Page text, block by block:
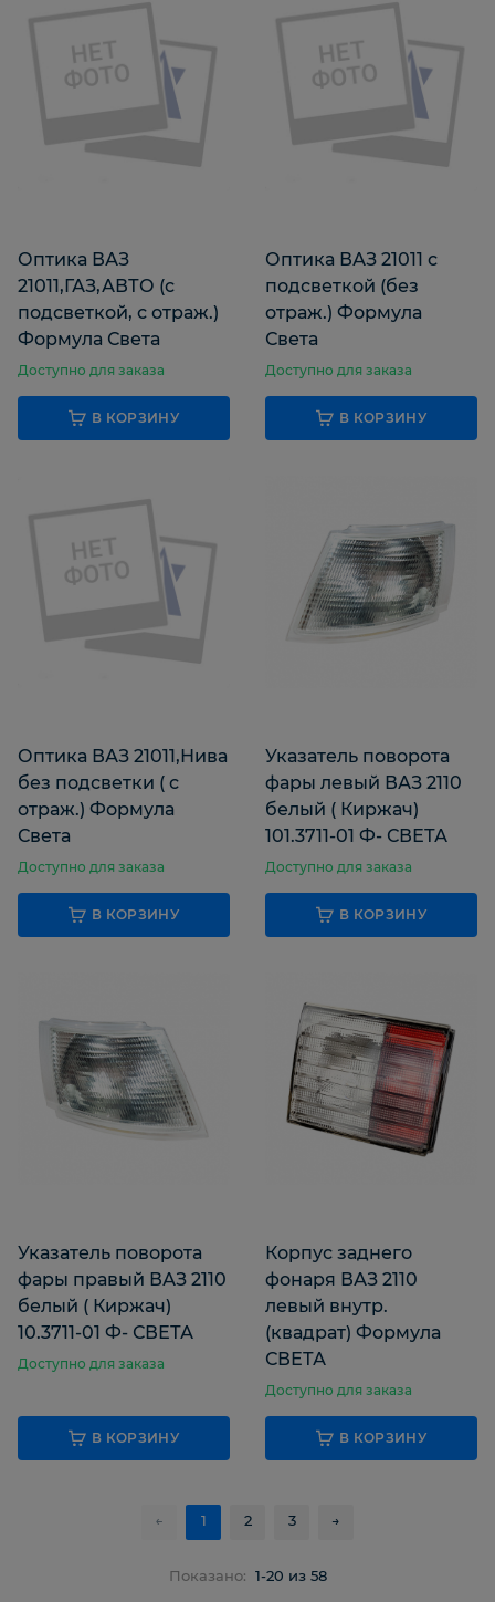
Оптика ВАЗ
21011,ГАЗ,АВТО (с
подсветкой, с отраж.)
Формула Света
Доступно для заказа
В КОРЗИНУ
Оптика ВАЗ 21011 с
подсветкой (без
отраж.) Формула
Света
Доступно для заказа
В КОРЗИНУ
Оптика ВАЗ 21011,Нива
без подсветки ( с
отраж.) Формула
Света
Доступно для заказа
В КОРЗИНУ
Указатель поворота
фары левый ВАЗ 2110
белый ( Киржач)
101.3711-01 Ф- СВЕТА
Доступно для заказа
В КОРЗИНУ
Указатель поворота
фары правый ВАЗ 2110
белый ( Киржач)
10.3711-01 Ф- СВЕТА
Доступно для заказа
В КОРЗИНУ
Корпус заднего
фонаря ВАЗ 2110
левый внутр.
(квадрат) Формула
СВЕТА
Доступно для заказа
В КОРЗИНУ
← 1 2 3 →
Показано: 1-20 из 58